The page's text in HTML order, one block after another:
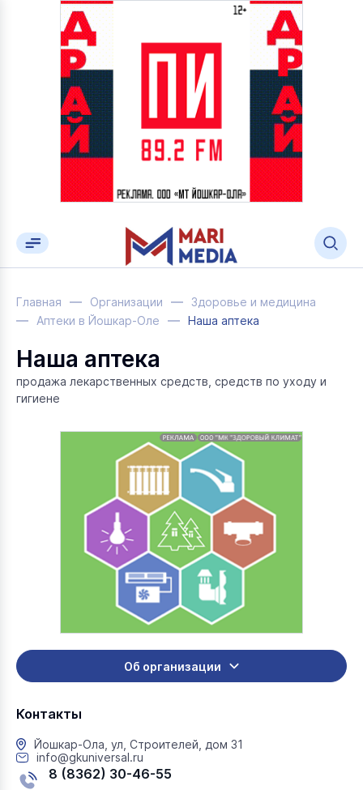
Главная Организации
Здоровье и медицина
Аптеки в Йошкар-Оле
Наша аптека
Наша аптека
продажа лекарственных средств, средств по уходу и
гигиене
Об организации
Контакты
Йошкар-Ола, ул, Строителей, дом 31
info@gkuniversal.ru
8 (8362) 30-46-55